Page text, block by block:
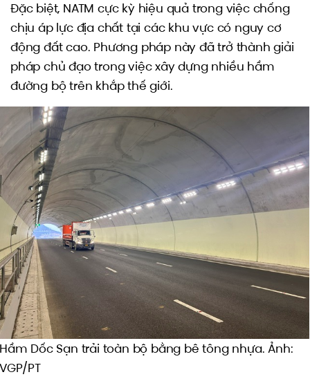
Đặc biệt, NATM cực kỳ hiệu quả trong việc chống
chịu áp lực địa chất tại các khu vực có nguy cơ
động đất cao. Phương pháp này đã trở thành giải
pháp chủ đạo trong việc xây dựng nhiều hầm
đường bộ trên khắp thế giới.
Hầm Dốc Sạn trải toàn bộ bằng bê tông nhựa. Ảnh:
VGP/PT